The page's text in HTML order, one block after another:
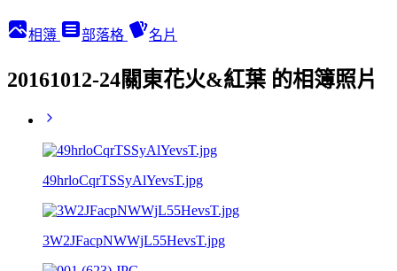
相簿 部落格 名片
20161012-24關東花火&紅葉 的相簿照片
49hrloCqrTSSyAlYevsT.jpg
3W2JFacpNWWjL55HevsT.jpg